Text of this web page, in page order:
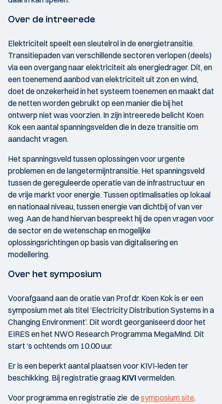
Over de intreerede
Elektriciteit speelt een sleutelrol in de energietransitie.
Transitiepaden van verschillende sectoren verlopen (deels)
via een overgang naar elektriciteit als energiedrager. Dit, en
een toenemend aanbod van elektriciteit uit zon en wind,
doet de onzekerheid in het systeem toenemen en maakt dat
de netten worden gebruikt op een manier die bij het
ontwerp niet was voorzien. In zijn intreerede belicht Koen
Kok een aantal spanningsvelden die in deze transitie om
aandacht vragen.
Het spanningsveld tussen oplossingen voor urgente
problemen en de langetermijntransitie. Het spanningsveld
tussen de gereguleerde operatie van de infrastructuur en
de vrije markt voor energie. Tussen optimalisaties op lokaal
en nationaal niveau, tussen energie van dichtbij of van ver
weg. Aan de hand hiervan bespreekt hij de open vragen voor
de sector en de wetenschap en mogelijke
oplossingsrichtingen op basis van digitalisering en
modellering.
Over het symposium
Voorafgaand aan de oratie van Prof.dr. Koen Kok is er een
symposium met als titel ‘Electricity Distribution Systems in a
Changing Environment’. Dit wordt georganiseerd door het
EIRES en het NWO Research Programma MegaMind. Dit
start ‘s ochtends om 10.00 uur.
Er is een beperkt aantal plaatsen voor KIVI-leden ter
beschikking. Bij registratie graag KIVIvermelden.
Voor programma en registratie zie desymposium site.